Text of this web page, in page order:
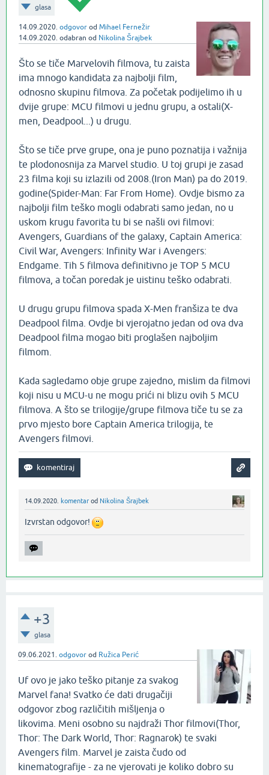
glasa
14.09.2020. odgovor od Mihael Fernežir
14.09.2020. odabran od Nikolina Šrajbek
Što se tiče Marvelovih filmova, tu zaista
ima mnogo kandidata za najbolji film,
odnosno skupinu filmova. Za početak podijelimo ih u
dvije grupe: MCU filmovi u jednu grupu, a ostali(X-
men, Deadpool...) u drugu.
Što se tiče prve grupe, ona je puno poznatija i važnija
te plodonosnija za Marvel studio. U toj grupi je zasad
23 filma koji su izlazili od 2008.(Iron Man) pa do 2019.
godine(Spider-Man: Far From Home). Ovdje bismo za
najbolji film teško mogli odabrati samo jedan, no u
uskom krugu favorita tu bi se našli ovi filmovi:
Avengers, Guardians of the galaxy, Captain America:
Civil War, Avengers: Infinity War i Avengers:
Endgame. Tih 5 filmova definitivno je TOP 5 MCU
filmova, a točan poredak je uistinu teško odabrati.
U drugu grupu filmova spada X-Men franšiza te dva
Deadpool filma. Ovdje bi vjerojatno jedan od ova dva
Deadpool filma mogao biti proglašen najboljim
filmom.
Kada sagledamo obje grupe zajedno, mislim da filmovi
koji nisu u MCU-u ne mogu prići ni blizu ovih 5 MCU
filmova. A što se trilogije/grupe filmova tiče tu se za
prvo mjesto bore Captain America trilogija, te
Avengers filmovi.
14.09.2020. komentar od Nikolina Šrajbek
Izvrstan odgovor!
+3
glasa
09.06.2021. odgovor od Ružica Perić
Uf ovo je jako teško pitanje za svakog
Marvel fana! Svatko će dati drugačiji
odgovor zbog različitih mišljenja o
likovima. Meni osobno su najdraži Thor filmovi(Thor,
Thor: The Dark World, Thor: Ragnarok) te svaki
Avengers film. Marvel je zaista čudo od
kinematografije - za ne vjerovati je koliko dobro su